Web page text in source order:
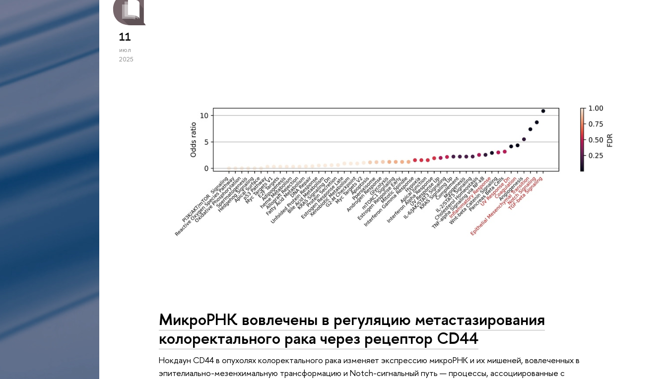
11
июл
2025
МикроРНК вовлечены в регуляцию метастазирования
колоректального рака через рецептор CD44
Нокдаун CD44 в опухолях колоректального рака изменяет экспрессию микроРНК и их мишеней, вовлеченных в
эпителиально-мезенхимальную трансформацию и Notch-сигнальный путь — процессы, ассоциированные с